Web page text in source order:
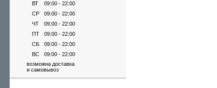
ВТ
09:00 - 22:00
СР
09:00 - 22:00
ЧТ
09:00 - 22:00
ПТ
09:00 - 22:00
СБ
09:00 - 22:00
ВС
09:00 - 22:00
возможна доставка
и самовывоз